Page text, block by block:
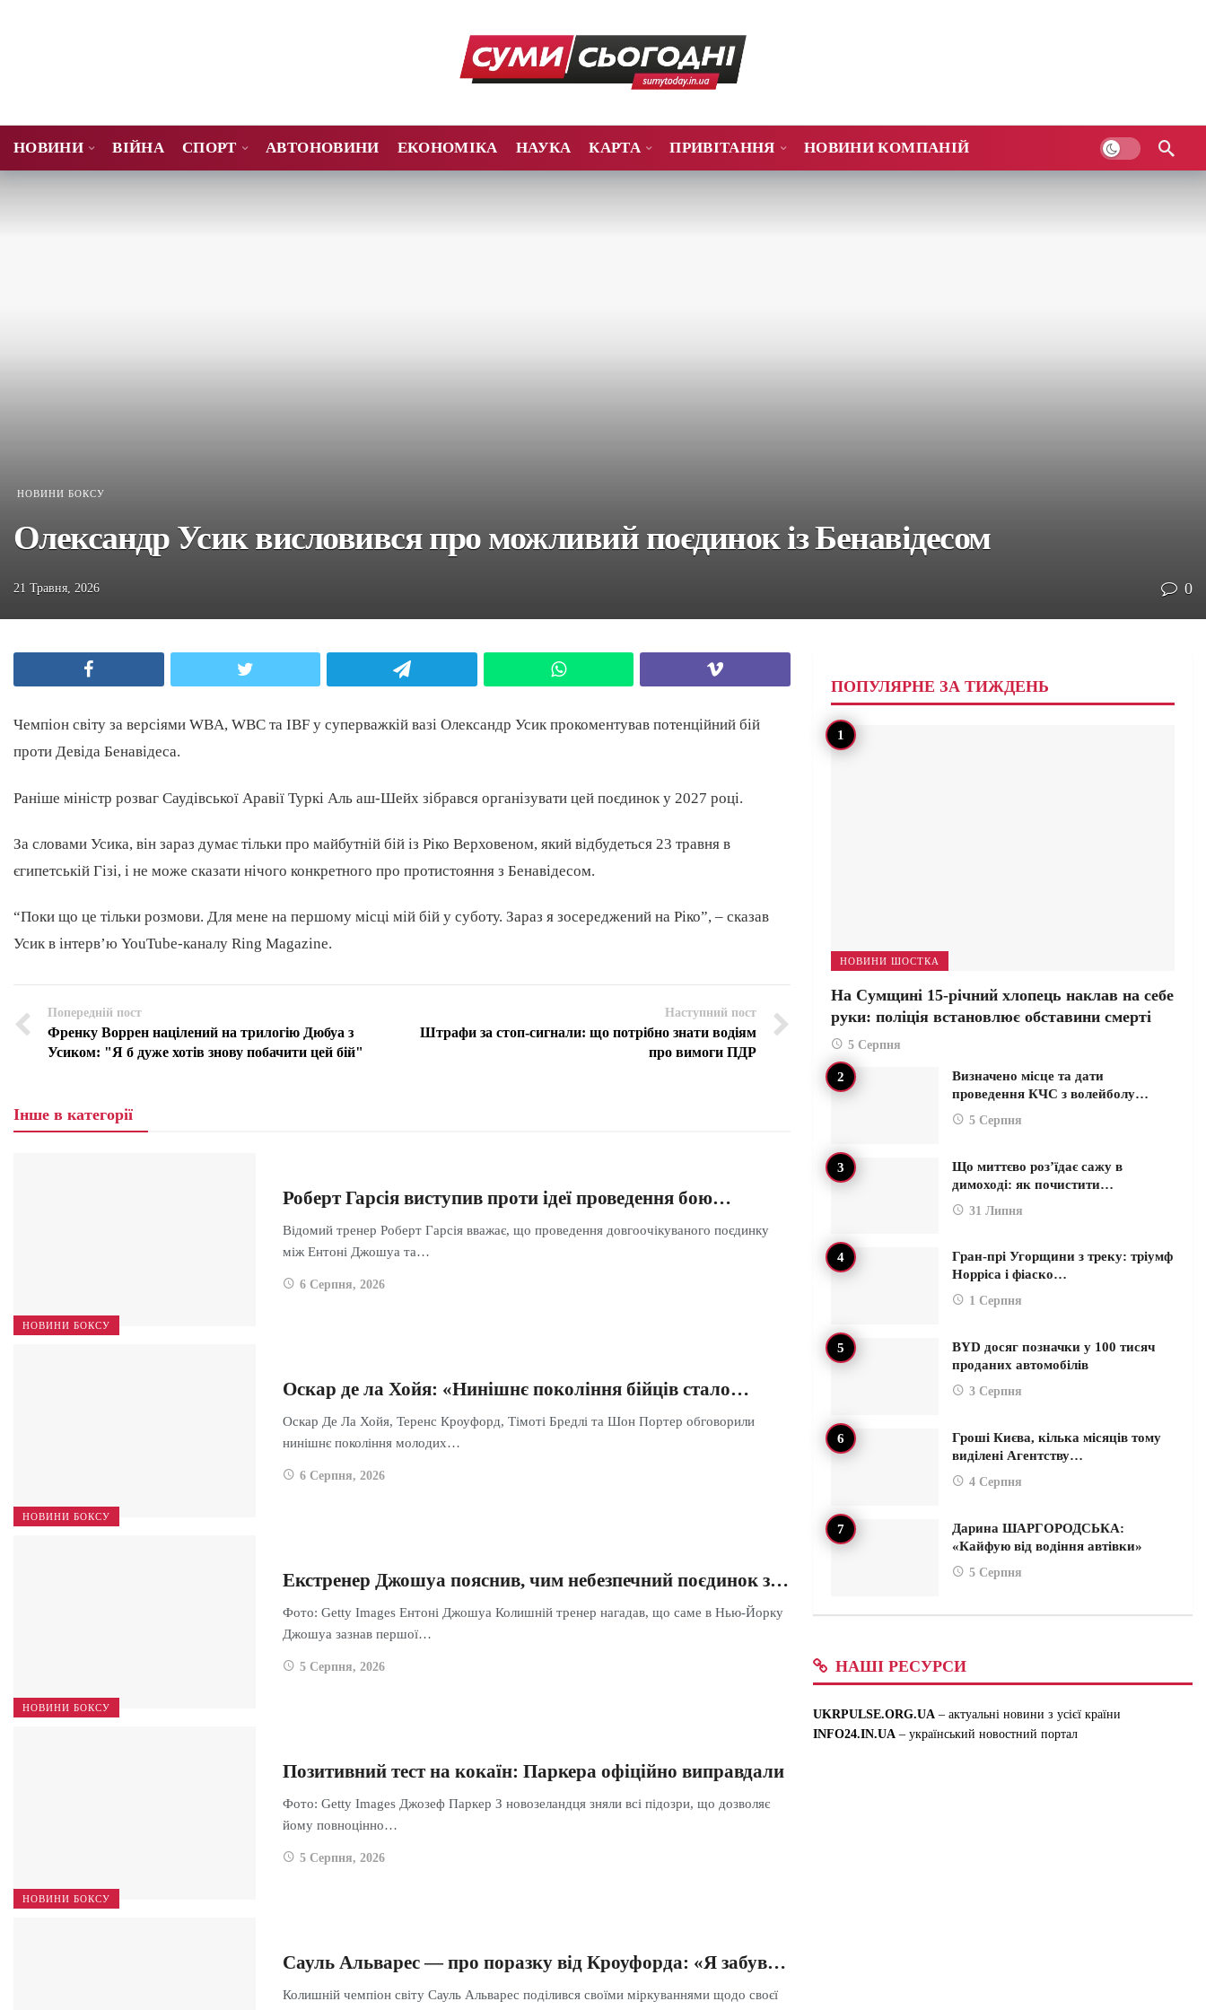
НОВИНИ ВІЙНА СПОРТ АВТОНОВИНИ ЕКОНОМІКА НАУКА КАРТА ПРИВІТАННЯ НОВИНИ КОМПАНІЙ
НОВИНИ БОКСУ
Олександр Усик висловився про можливий поєдинок із Бенавідесом
21 Травня, 2026 0
Чемпіон світу за версіями WBA, WBC та IBF у суперважкій вазі Олександр Усик прокоментував потенційний бій
проти Девіда Бенавідеса.
Раніше міністр розваг Саудівської Аравії Туркі Аль аш-Шейх зібрався організувати цей поєдинок у 2027 році.
За словами Усика, він зараз думає тільки про майбутній бій із Ріко Верховеном, який відбудеться 23 травня в
єгипетській Гізі, і не може сказати нічого конкретного про протистояння з Бенавідесом.
“Поки що це тільки розмови. Для мене на першому місці мій бій у суботу. Зараз я зосереджений на Ріко”, – сказав
Усик в інтерв’ю YouTube-каналу Ring Magazine.
Попередній пост
Френку Воррен націлений на трилогію Дюбуа з
Усиком: "Я б дуже хотів знову побачити цей бій"
Наступний пост
Штрафи за стоп-сигнали: що потрібно знати водіям
про вимоги ПДР
Інше в категорії
НОВИНИ БОКСУ
Роберт Гарсія виступив проти ідеї проведення бою…
Відомий тренер Роберт Гарсія вважає, що проведення довгоочікуваного поєдинку
між Ентоні Джошуа та…
6 Серпня, 2026
НОВИНИ БОКСУ
Оскар де ла Хойя: «Нинішнє покоління бійців стало…
Оскар Де Ла Хойя, Теренс Кроуфорд, Тімоті Бредлі та Шон Портер обговорили
нинішнє покоління молодих…
6 Серпня, 2026
НОВИНИ БОКСУ
Екстренер Джошуа пояснив, чим небезпечний поєдинок з…
Фото: Getty Images Ентоні Джошуа Колишній тренер нагадав, що саме в Нью-Йорку
Джошуа зазнав першої…
5 Серпня, 2026
НОВИНИ БОКСУ
Позитивний тест на кокаїн: Паркера офіційно виправдали
Фото: Getty Images Джозеф Паркер З новозеландця зняли всі підозри, що дозволяє
йому повноцінно…
5 Серпня, 2026
Сауль Альварес — про поразку від Кроуфорда: «Я забув…
Колишній чемпіон світу Сауль Альварес поділився своїми міркуваннями щодо своєї
ПОПУЛЯРНЕ ЗА ТИЖДЕНЬ
НОВИНИ ШОСТКА
На Сумщині 15-річний хлопець наклав на себе
руки: поліція встановлює обставини смерті
5 Серпня
Визначено місце та дати
проведення КЧС з волейболу…
5 Серпня
Що миттєво роз’їдає сажу в
димоході: як почистити…
31 Липня
Гран-прі Угорщини з треку: тріумф
Норріса і фіаско…
1 Серпня
BYD досяг позначки у 100 тисяч
проданих автомобілів
3 Серпня
Гроші Києва, кілька місяців тому
виділені Агентству…
4 Серпня
Дарина ШАРГОРОДСЬКА:
«Кайфую від водіння автівки»
5 Серпня
НАШІ РЕСУРСИ
UKRPULSE.ORG.UA – актуальні новини з усієї країни
INFO24.IN.UA – український новостний портал